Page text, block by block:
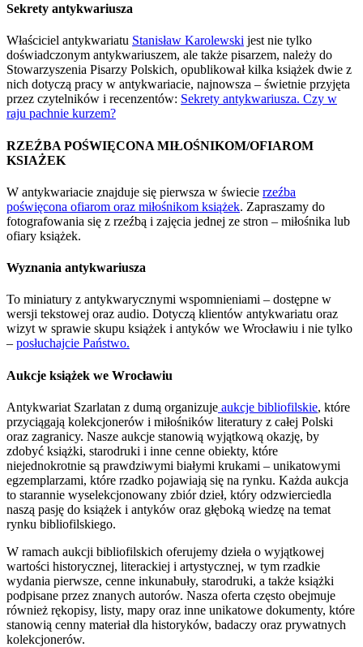
Sekrety antykwariusza
Właściciel antykwariatu Stanisław Karolewski jest nie tylko
doświadczonym antykwariuszem, ale także pisarzem, należy do
Stowarzyszenia Pisarzy Polskich, opublikował kilka książek dwie z
nich dotyczą pracy w antykwariacie, najnowsza – świetnie przyjęta
przez czytelników i recenzentów: Sekrety antykwariusza. Czy w
raju pachnie kurzem?
RZEŹBA POŚWIĘCONA MIŁOŚNIKOM/OFIAROM
KSIAŻEK
W antykwariacie znajduje się pierwsza w świecie rzeźba
poświęcona ofiarom oraz miłośnikom książek. Zapraszamy do
fotografowania się z rzeźbą i zajęcia jednej ze stron – miłośnika lub
ofiary książek.
Wyznania antykwariusza
To miniatury z antykwarycznymi wspomnieniami – dostępne w
wersji tekstowej oraz audio. Dotyczą klientów antykwariatu oraz
wizyt w sprawie skupu książek i antyków we Wrocławiu i nie tylko
– posłuchajcie Państwo.
Aukcje książek we Wrocławiu
Antykwariat Szarlatan z dumą organizuje aukcje bibliofilskie, które
przyciągają kolekcjonerów i miłośników literatury z całej Polski
oraz zagranicy. Nasze aukcje stanowią wyjątkową okazję, by
zdobyć książki, starodruki i inne cenne obiekty, które
niejednokrotnie są prawdziwymi białymi krukami – unikatowymi
egzemplarzami, które rzadko pojawiają się na rynku. Każda aukcja
to starannie wyselekcjonowany zbiór dzieł, który odzwierciedla
naszą pasję do książek i antyków oraz głęboką wiedzę na temat
rynku bibliofilskiego.
W ramach aukcji bibliofilskich oferujemy dzieła o wyjątkowej
wartości historycznej, literackiej i artystycznej, w tym rzadkie
wydania pierwsze, cenne inkunabuły, starodruki, a także książki
podpisane przez znanych autorów. Nasza oferta często obejmuje
również rękopisy, listy, mapy oraz inne unikatowe dokumenty, które
stanowią cenny materiał dla historyków, badaczy oraz prywatnych
kolekcjonerów.